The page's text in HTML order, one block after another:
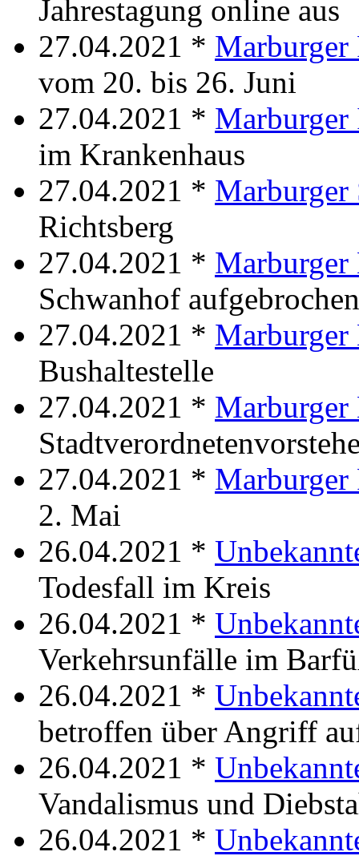
Jahrestagung online aus
27.04.2021 * Marburger
vom 20. bis 26. Juni
27.04.2021 * Marburger
im Krankenhaus
27.04.2021 * Marburger
Richtsberg
27.04.2021 *
Schwanhof aufgebrochen
27.04.2021 * Marburger
Bushaltestelle
27.04.2021 * Marburger
27.04.2021 *
2. Mai
26.04.2021 *
Todesfall im Kreis
26.04.2021 *
Verkehrsunfälle im
26.04.2021 *
betroffen über Angriff
26.04.2021 *
Vandalismus und
26.04.2021 *